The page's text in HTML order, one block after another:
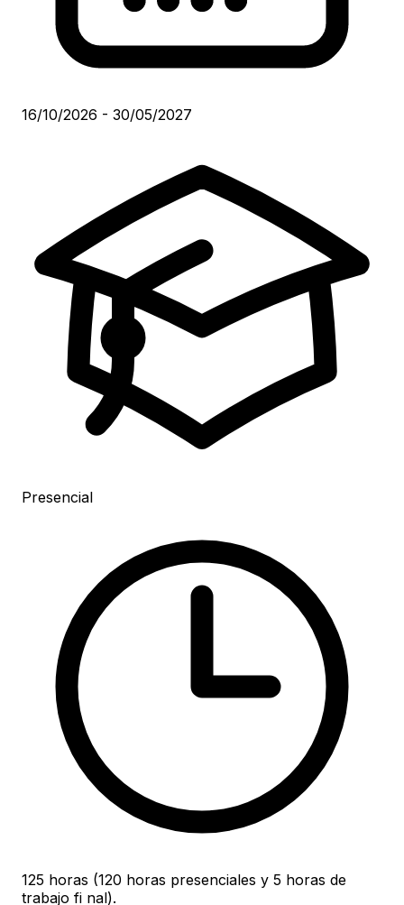
16/10/2026 - 30/05/2027
Presencial
125 horas (120 horas presenciales y 5 horas de
trabajo fi nal).